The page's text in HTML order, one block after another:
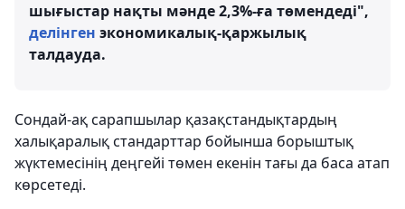
шығыстар нақты мәнде 2,3%-ға төмендеді",
делінген экономикалық-қаржылық
талдауда.
Сондай-ақ сарапшылар қазақстандықтардың
халықаралық стандарттар бойынша борыштық
жүктемесінің деңгейі төмен екенін тағы да баса атап
көрсетеді.